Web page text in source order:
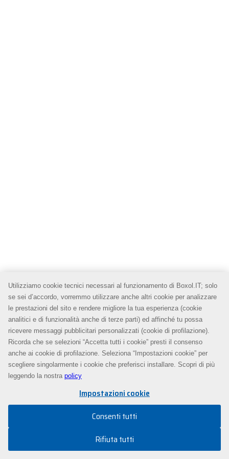
Utilizziamo cookie tecnici necessari al funzionamento di Boxol.IT; solo
se sei d’accordo, vorremmo utilizzare anche altri cookie per analizzare
le prestazioni del sito e rendere migliore la tua esperienza (cookie
analitici e di funzionalità anche di terze parti) ed affinché tu possa
ricevere messaggi pubblicitari personalizzati (cookie di profilazione).
Ricorda che se selezioni “Accetta tutti i cookie” presti il consenso
anche ai cookie di profilazione. Seleziona “Impostazioni cookie” per
scegliere singolarmente i cookie che preferisci installare. Scopri di più
leggendo la nostra policy
Impostazioni cookie
Consenti tutti
Rifiuta tutti